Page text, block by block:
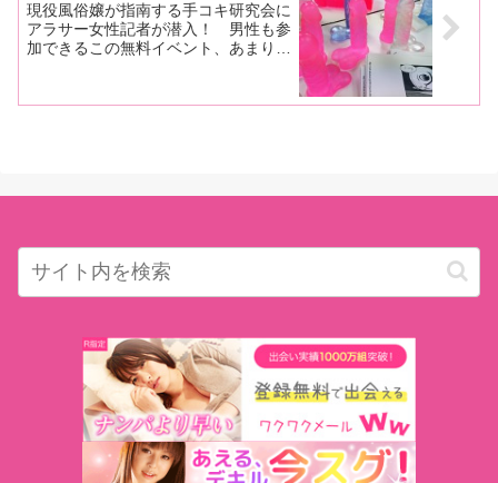
現役風俗嬢が指南する手コキ研究会に
アラサー女性記者が潜入！ 男性も参
加できるこの無料イベント、あまりに